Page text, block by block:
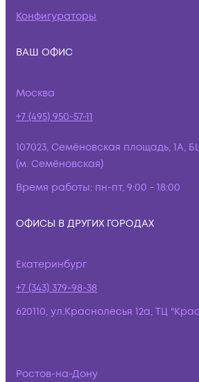
Конфигураторы
ВАШ ОФИС
Москва
+7 (495) 950-57-11
107023, Семёновская площадь, 1А,
(м. Семёновская)
Время работы: пн-пт, 9:00 - 18:00
ОФИСЫ В ДРУГИХ ГОРОДАХ
Екатеринбург
+7 (343) 379-98-38
620110, ул.Краснолесья 12а, ТЦ
Ростов-на-Дону